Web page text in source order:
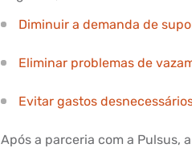
Diminuir a demanda de
Eliminar problemas de
Evitar gastos
Após a parceria com a Pulsus,